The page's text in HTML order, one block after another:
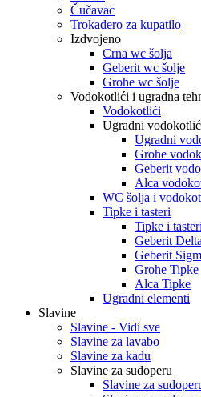
Čučavac
Trokadero za kupatilo
Izdvojeno
Crna wc šolja
Geberit wc šolje
Grohe wc šolje
Vodokotlići i ugradna
Vodokotlići
Ugradni
Ugradni
Grohe
Geberit
Alca
WC šolja i
Tipke i tasteri
Tipke i
Geberit
Geberit
Grohe Tipke
Alca Tipke
Ugradni elementi
Slavine
Slavine - Vidi sve
Slavine za lavabo
Slavine za kadu
Slavine za sudoperu
Slavine za